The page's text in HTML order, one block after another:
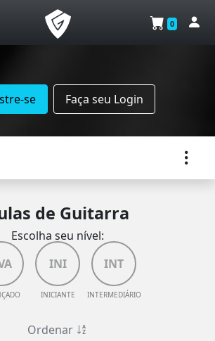
0
se Faça seu Login
de Guitarra
Escolha seu nível:
INI
INICIANTE
INT
INTERMEDIÁRIO
Ordenar